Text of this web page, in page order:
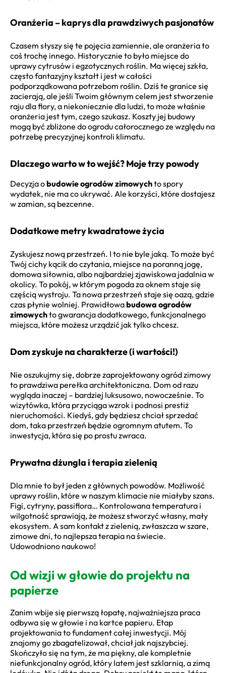
Oranżeria – kaprys dla prawdziwych pasjonatów
Czasem słyszy się te pojęcia zamiennie, ale oranżeria to
coś trochę innego. Historycznie to było miejsce do
uprawy cytrusów i egzotycznych roślin. Ma więcej szkła,
często fantazyjny kształt i jest w całości
podporządkowana potrzebom roślin. Dziś te granice się
zacierają, ale jeśli Twoim głównym celem jest stworzenie
raju dla flory, a niekoniecznie dla ludzi, to może właśnie
oranżeria jest tym, czego szukasz. Koszty jej budowy
mogą być zbliżone do ogrodu całorocznego ze względu na
potrzebę precyzyjnej kontroli klimatu.
Dlaczego warto w to wejść? Moje trzy powody
Decyzja obudowie ogrodów zimowychto spory
wydatek, nie ma co ukrywać. Ale korzyści, które dostajesz
w zamian, są bezcenne.
Dodatkowe metry kwadratowe życia
Zyskujesz nową przestrzeń. I to nie byle jaką. To może być
Twój cichy kącik do czytania, miejsce na poranną jogę,
domowa siłownia, albo najbardziej zjawiskowa jadalnia w
okolicy. To pokój, w którym pogoda za oknem staje się
częścią wystroju. Ta nowa przestrzeń staje się oazą, gdzie
czas płynie wolniej. Prawidłowabudowa ogrodów
zimowychto gwarancja dodatkowego, funkcjonalnego
miejsca, które możesz urządzić jak tylko chcesz.
Dom zyskuje na charakterze (i wartości!)
Nie oszukujmy się, dobrze zaprojektowany ogród zimowy
to prawdziwa perełka architektoniczna. Dom od razu
wygląda inaczej – bardziej luksusowo, nowocześnie. To
wizytówka, która przyciąga wzrok i podnosi prestiż
nieruchomości. Kiedyś, gdy będziesz chciał sprzedać
dom, taka przestrzeń będzie ogromnym atutem. To
inwestycja, która się po prostu zwraca.
Prywatna dżungla i terapia zielenią
Dla mnie to był jeden z głównych powodów. Możliwość
uprawy roślin, które w naszym klimacie nie miałyby szans.
Figi, cytryny, passiflora… Kontrolowana temperatura i
wilgotność sprawiają, że możesz stworzyć własny, mały
ekosystem. A sam kontakt z zielenią, zwłaszcza w szare,
zimowe dni, to najlepsza terapia na świecie.
Udowodniono naukowo!
Od wizji w głowie do projektu na
papierze
Zanim wbije się pierwszą łopatę, najważniejsza praca
odbywa się w głowie i na kartce papieru. Etap
projektowania to fundament całej inwestycji. Mój
znajomy go zbagatelizował, chciał jak najszybciej.
Skończyło się na tym, że ma piękny, ale kompletnie
niefunkcjonalny ogród, który latem jest szklarnią, a zimą